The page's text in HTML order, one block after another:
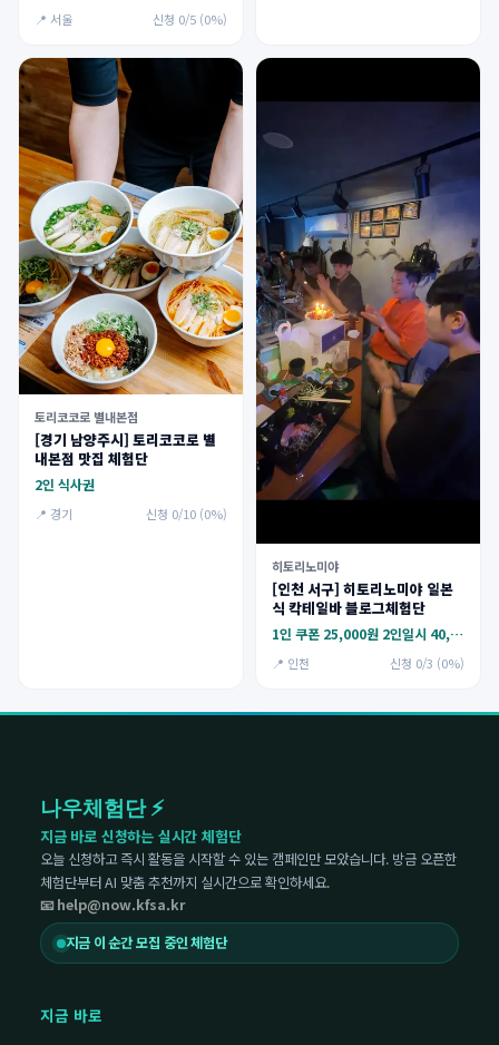
📍 서울 신청 0/5 (0%)
토리코코로 별내본점
[경기 남양주시] 토리코코로 별
내본점 맛집 체험단
2인 식사권
📍 경기 신청 0/10 (0%)
히토리노미야
[인천 서구] 히토리노미야 일본
식 칵테일바 블로그체험단
1인 쿠폰 25,000원 2인일시 40,000원
📍 인천 신청 0/3 (0%)
나우체험단 ⚡
지금 바로 신청하는 실시간 체험단
오늘 신청하고 즉시 활동을 시작할 수 있는 캠페인만 모았습니다. 방금 오픈한
체험단부터 AI 맞춤 추천까지 실시간으로 확인하세요.
📧 help@now.kfsa.kr
지금 이 순간 모집 중인 체험단
지금 바로